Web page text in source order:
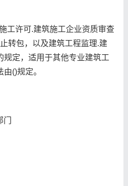
工许可.建筑施工企业资质审查
转包，以及建筑工程监理.建
规定，适用于其他专业建筑工
()规定。